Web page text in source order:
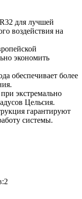
для лучшей
воздействия на
экономить
обеспечивает более
экстремально
Цельсия.
гарантируют
системы.
2